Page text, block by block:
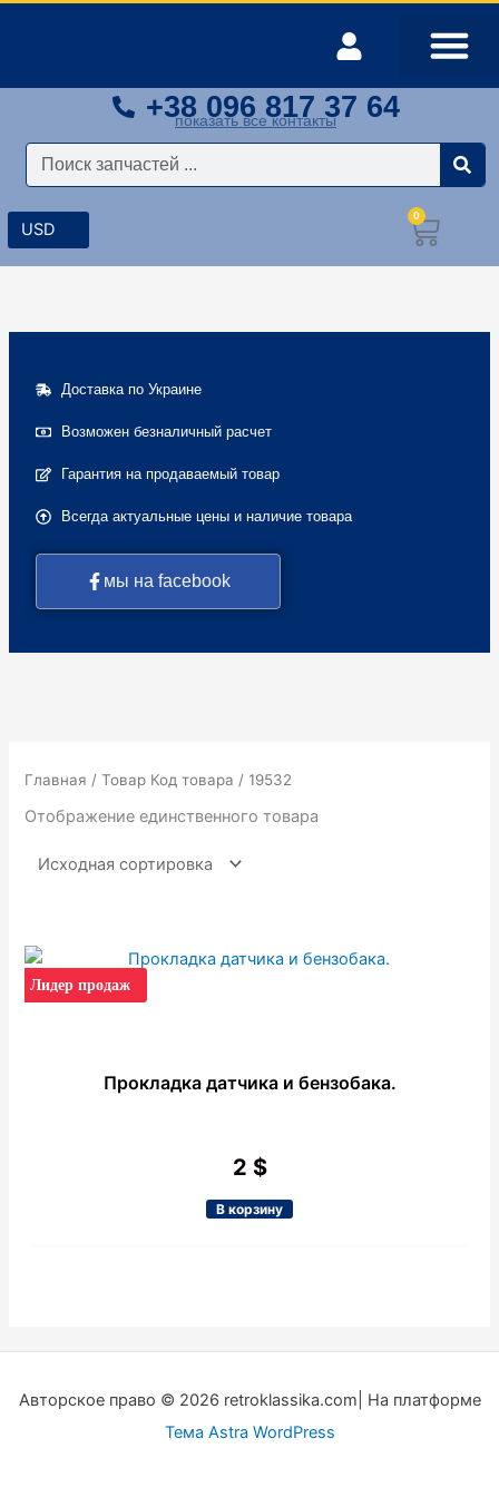
+38 096 817 37 64
показать все контакты
Поиск
0
Доставка по Украине
Возможен безналичный расчет
Гарантия на продаваемый товар
Всегда актуальные цены и наличие товара
мы на facebook
Главная / Товар Код товара / 19532
Отображение единственного товара
Лидер продаж
Прокладка датчика и бензобака.
2 $
В корзину
Авторское право © 2026 retroklassika.com| На платформе
Тема Astra WordPress